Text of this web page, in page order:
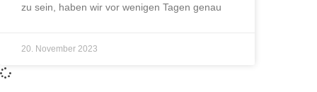
zu sein, haben wir vor wenigen Tagen genau
20. November 2023